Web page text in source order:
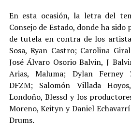
En esta ocasión, la letra del
Consejo de Estado, donde ha sido
de tutela en contra de los
Sosa, Ryan Castro; Carolina
José Álvaro Osorio Balvin, J
Arias, Maluma; Dylan Ferney
DFZM; Salomón Villada
Londoño, Blessd y los
Moreno, Keityn y Daniel
Drums.